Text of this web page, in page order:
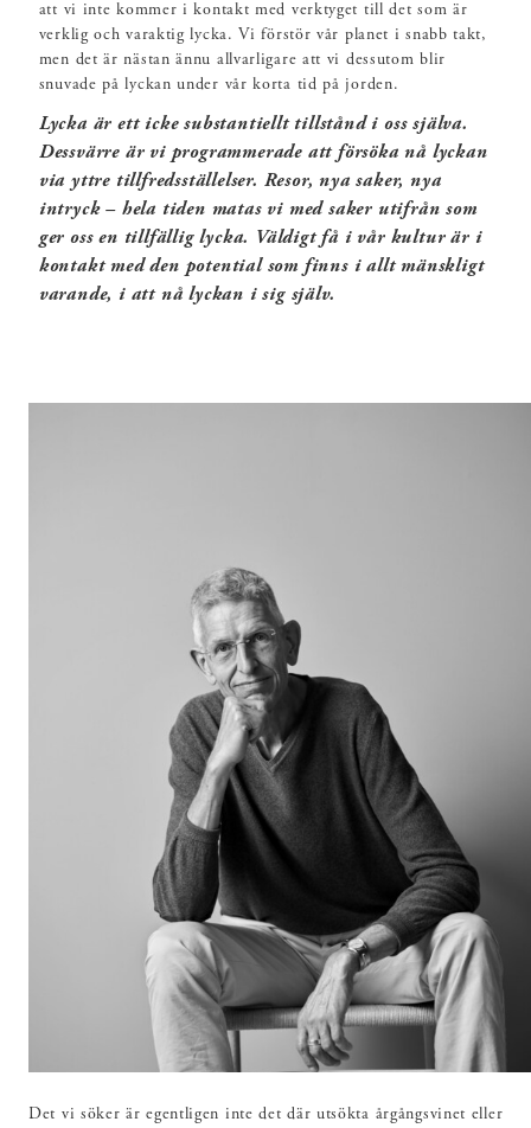
att vi inte kommer i kontakt med verktyget till det som är
verklig och varaktig lycka. Vi förstör vår planet i snabb takt,
men det är nästan ännu allvarligare att vi dessutom blir
snuvade på lyckan under vår korta tid på jorden.
Lycka är ett icke substantiellt tillstånd i oss själva.
Dessvärre är vi programmerade att försöka nå lyckan
via yttre tillfredsställelser. Resor, nya saker, nya
intryck – hela tiden matas vi med saker utifrån som
ger oss en tillfällig lycka. Väldigt få i vår kultur är i
kontakt med den potential som finns i allt mänskligt
varande, i att nå lyckan i sig själv.
Det vi söker är egentligen inte det där utsökta årgångsvinet eller